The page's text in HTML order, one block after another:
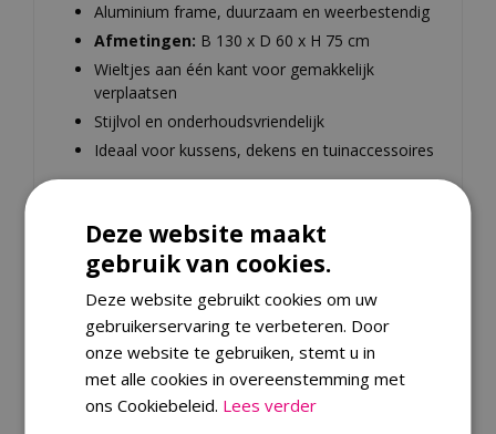
Aluminium frame, duurzaam en weerbestendig
Afmetingen: B 130 x D 60 x H 75 cm
Wieltjes aan één kant voor gemakkelijk
verplaatsen
Stijlvol en onderhoudsvriendelijk
Ideaal voor kussens, dekens en tuinaccessoires
Met de Milton opbergbox houd je je buitenruimte
georganiseerd en stijlvol, terwijl je kussens en
accessoires optimaal beschermd blijven.
Specificaties
EAN code
Deze website maakt
gebruik van cookies.
Deze website gebruikt cookies om uw
gebruikerservaring te verbeteren. Door
onze website te gebruiken, stemt u in
met alle cookies in overeenstemming met
ons Cookiebeleid. Lees verder